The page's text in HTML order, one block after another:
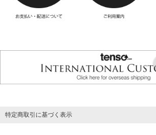
特定商取引に基づく表示